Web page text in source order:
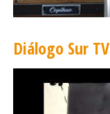
Diálogo Sur TV